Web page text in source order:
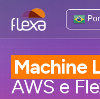
Machine
AWS e